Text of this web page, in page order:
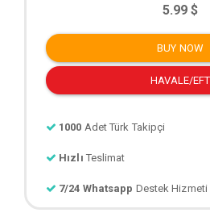
5.99 $
BUY NOW
HAVALE/EFT
1000 Adet Türk Takipçi
Hızlı Teslimat
7/24 Whatsapp